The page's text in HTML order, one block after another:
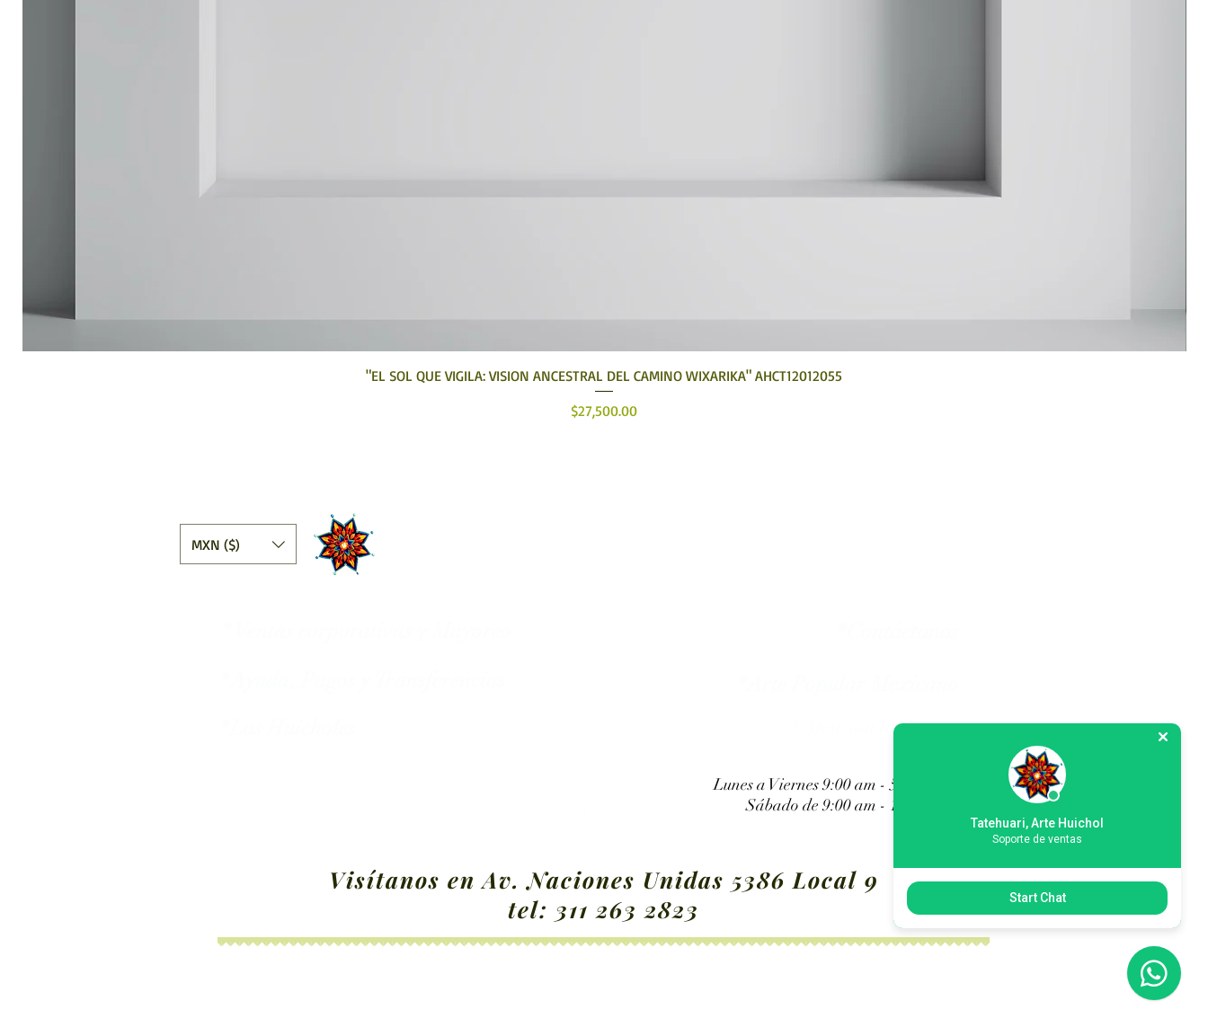
Vista rápida
"EL SOL QUE VIGILA: VISION ANCESTRAL DEL CAMINO WIXARIKA" AHCT12012055
Precio
$27,500.00
MXN ($)
*Atención a Clientes
Lunes a Viernes 9:00 am - 5:00 pm
Sábado de 9:00 am - 1:45 pm
Visítanos en Av. Naciones Unidas 5386 Local 9
tel: 311 263 2823
Tatehuari, Arte Huichol
Soporte de ventas
Start Chat